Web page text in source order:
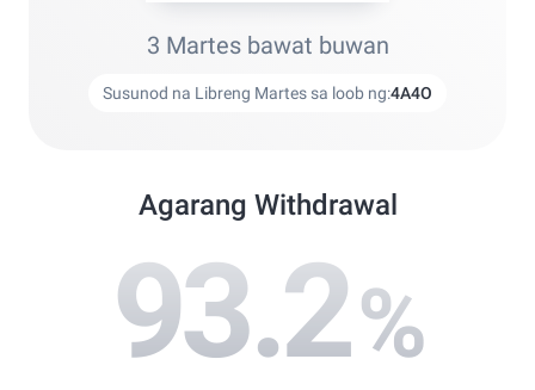
3 Martes bawat buwan
Susunod na Libreng Martes sa loob ng:4A4O
Agarang Withdrawal
93.2%